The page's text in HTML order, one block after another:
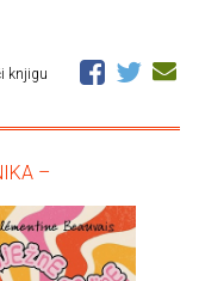
knjigu
–